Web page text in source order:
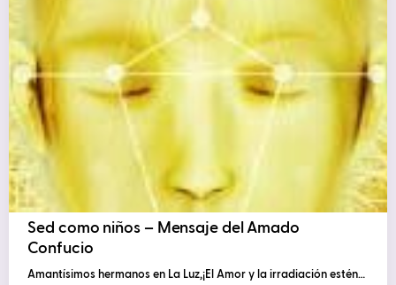
Sed como niños – Mensaje del Amado
Confucio
Amantísimos hermanos en La Luz,¡El Amor y la irradiación estén…